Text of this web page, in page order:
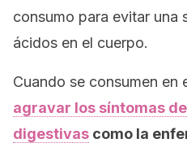
consumo para evitar una
ácidos en el cuerpo.
Cuando se consumen en
agravar los síntomas
digestivas como la